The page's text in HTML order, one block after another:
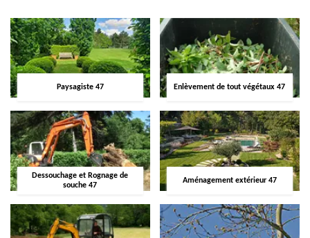
Paysagiste 47 Enlèvement de tout végétaux 47
Dessouchage et Rognage de
souche 47
Aménagement extérieur 47